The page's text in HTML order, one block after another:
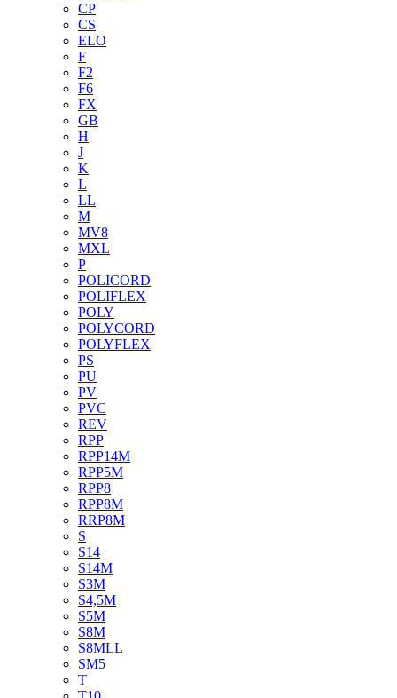
CP
CS
ELO
F
F2
F6
FX
GB
H
J
K
L
LL
M
MV8
MXL
P
POLICORD
POLIFLEX
POLY
POLYCORD
POLYFLEX
PS
PU
PV
PVC
REV
RPP
RPP14M
RPP5M
RPP8
RPP8M
RRP8M
S
S14
S14M
S3M
S4,5M
S5M
S8M
S8MLL
SM5
T